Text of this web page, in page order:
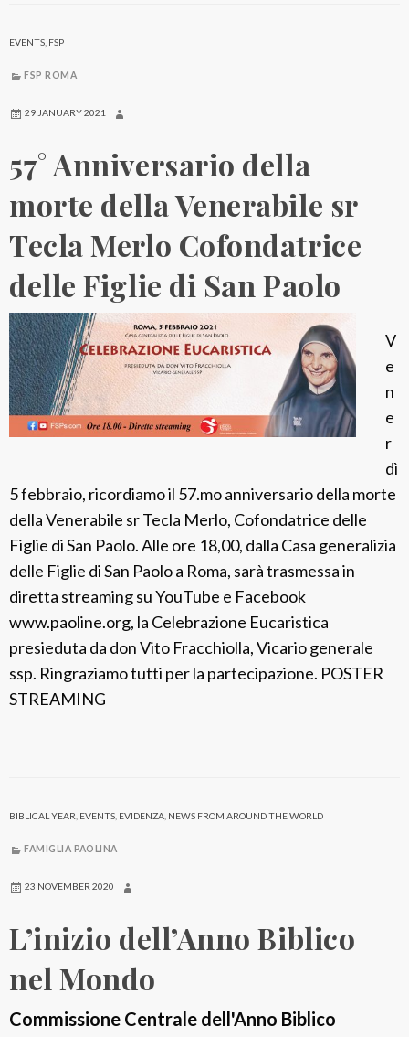
G
i
u
b
i
l
e
d
EVENTS, FSP
FSP ROMA
29 JANUARY 2021
57° Anniversario della
morte della Venerabile sr
Tecla Merlo Cofondatrice
delle Figlie di San Paolo
V
e
n
e
r
dì
5 febbraio, ricordiamo il 57.mo anniversario della morte
della Venerabile sr Tecla Merlo, Cofondatrice delle
Figlie di San Paolo. Alle ore 18,00, dalla Casa generalizia
delle Figlie di San Paolo a Roma, sarà trasmessa in
diretta streaming su YouTube e Facebook
www.paoline.org, la Celebrazione Eucaristica
presieduta da don Vito Fracchiolla, Vicario generale
ssp. Ringraziamo tutti per la partecipazione. POSTER
STREAMING
BIBLICAL YEAR, EVENTS, EVIDENZA, NEWS FROM AROUND THE WORLD
FAMIGLIA PAOLINA
23 NOVEMBER 2020
L’inizio dell’Anno Biblico
nel Mondo
Commissione Centrale dell'Anno Biblico